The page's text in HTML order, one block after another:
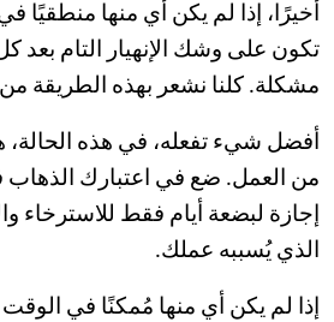
أخيرًا، إذا لم يكن أي منها منطقيًا
تكون على وشك الإنهيار التام بعد
مشكلة. كلنا نشعر بهذه الطريقة
أفضل شيء تفعله، في هذه الحالة،
من العمل. ضع في اعتبارك الذهاب
إجازة لبضعة أيام فقط للاسترخاء
الذي يُسببه عملك.
إذا لم يكن أي منها مُمكنًا في الوقت